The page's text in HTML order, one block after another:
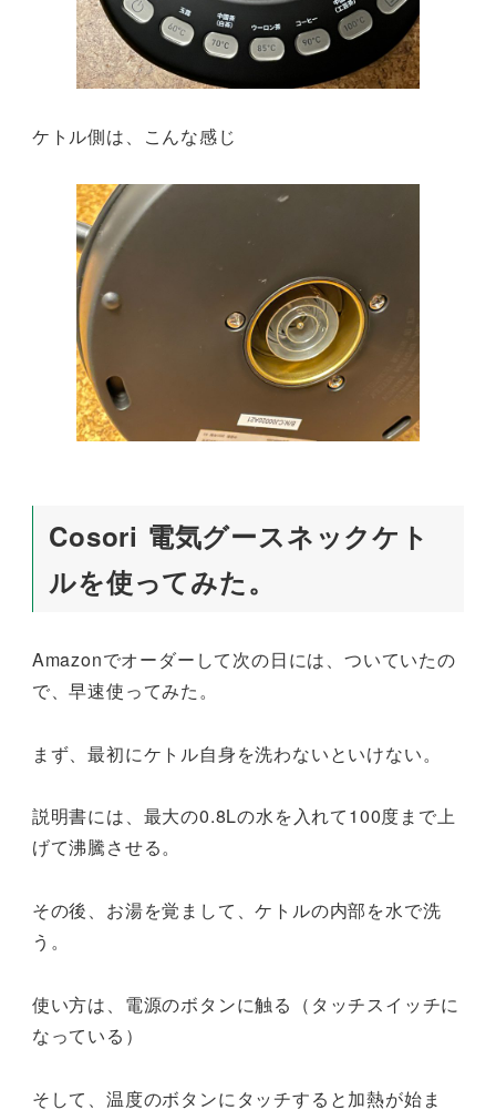
ケトル側は、こんな感じ
Cosori 電気グースネックケト
ルを使ってみた。
Amazonでオーダーして次の日には、ついていたの
で、早速使ってみた。
まず、最初にケトル自身を洗わないといけない。
説明書には、最大の0.8Lの水を入れて100度まで上
げて沸騰させる。
その後、お湯を覚まして、ケトルの内部を水で洗
う。
使い方は、電源のボタンに触る（タッチスイッチに
なっている）
そして、温度のボタンにタッチすると加熱が始ま